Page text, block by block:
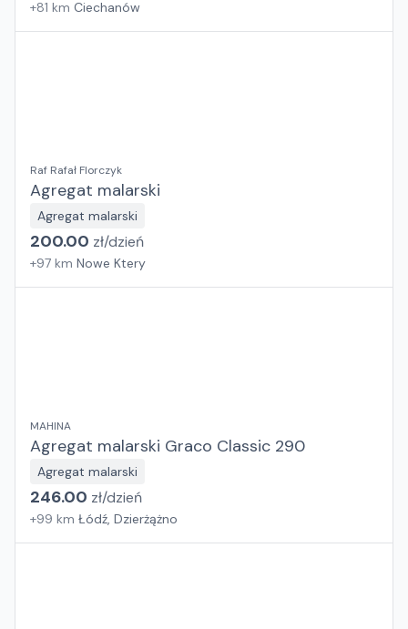
+81 km Ciechanów
Raf Rafał Florczyk
Agregat malarski
Agregat malarski
200.00 zł/dzień
+97 km Nowe Ktery
MAHINA
Agregat malarski Graco Classic 290
Agregat malarski
246.00 zł/dzień
+99 km Łódź, Dzierżążno